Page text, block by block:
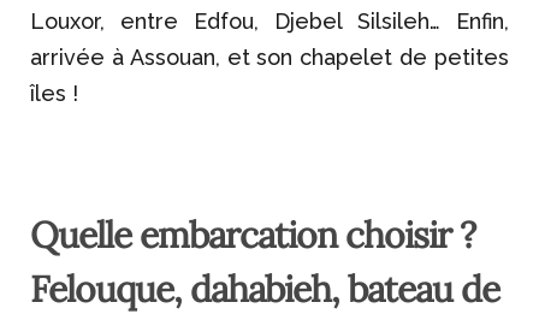
Louxor, entre Edfou, Djebel Silsileh… Enfin,
arrivée à Assouan, et son chapelet de petites
îles !
Quelle embarcation choisir ?
Felouque, dahabieh, bateau de